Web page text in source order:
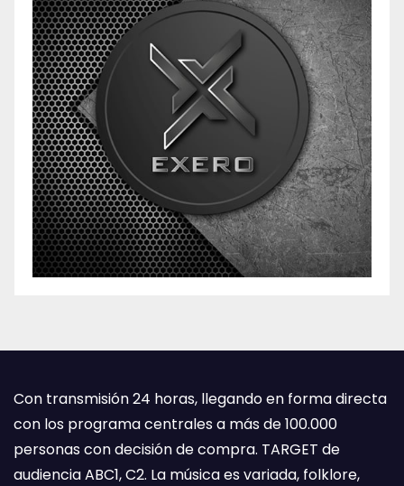
Con transmisión 24 horas, llegando en forma directa
con los programa centrales a más de 100.000
personas con decisión de compra. TARGET de
audiencia ABC1, C2. La música es variada, folklore,